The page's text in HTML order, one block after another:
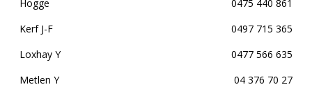
Hogge
0475 440 861
Kerf J-F
0497 715 365
Loxhay Y
0477 566 635
Metlen Y
04 376 70 27